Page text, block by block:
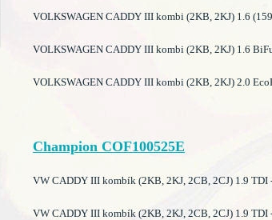
VOLKSWAGEN CADDY III kombi (2KB, 2KJ) 1.6
VOLKSWAGEN CADDY III kombi (2KB, 2KJ) 1.6
VOLKSWAGEN CADDY III kombi (2KB, 2KJ) 2.0
Champion COF100525E
VW CADDY III kombík (2KB, 2KJ, 2CB, 2CJ) 1.9 TDI
VW CADDY III kombík (2KB, 2KJ, 2CB, 2CJ) 1.9